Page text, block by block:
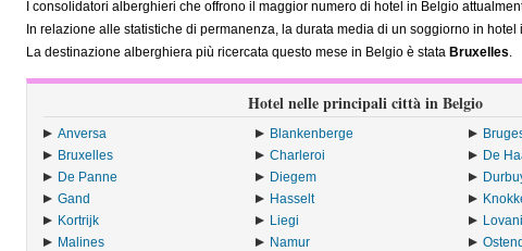
I consolidatori alberghieri che offrono il maggior numero di hotel in Belgio
In relazione alle statistiche di permanenza, la durata media di un soggiorno in hotel
La destinazione alberghiera più ricercata questo mese in Belgio è stata Bruxelles.
Hotel nelle principali città in Belgio
Anversa Blankenberge
Bruxelles
Charleroi
De
De Panne
Diegem
Gand
Hasselt
Kortrijk
Liegi
Malines
Namur